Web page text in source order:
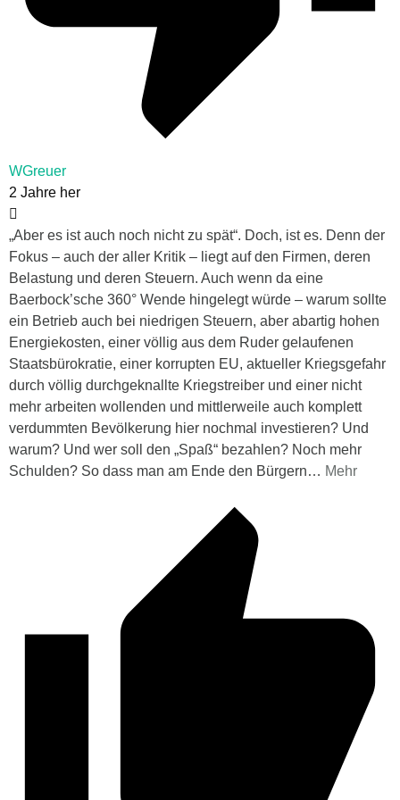
WGreuer
2 Jahre her
„Aber es ist auch noch nicht zu spät“. Doch, ist es. Denn der
Fokus – auch der aller Kritik – liegt auf den Firmen, deren
Belastung und deren Steuern. Auch wenn da eine
Baerbock’sche 360° Wende hingelegt würde – warum sollte
ein Betrieb auch bei niedrigen Steuern, aber abartig hohen
Energiekosten, einer völlig aus dem Ruder gelaufenen
Staatsbürokratie, einer korrupten EU, aktueller Kriegsgefahr
durch völlig durchgeknallte Kriegstreiber und einer nicht
mehr arbeiten wollenden und mittlerweile auch komplett
verdummten Bevölkerung hier nochmal investieren? Und
warum? Und wer soll den „Spaß“ bezahlen? Noch mehr
Schulden? So dass man am Ende den Bürgern… Mehr